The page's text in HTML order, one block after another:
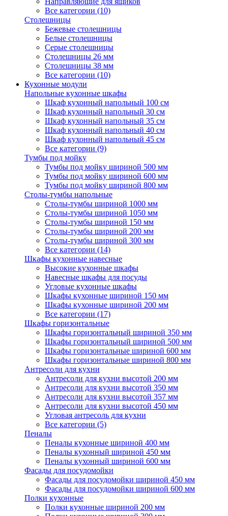
Все категории (10)
Столешницы
Бежевые столешницы
Белые столешницы
Серые столешницы
Столешницы 26 мм
Столешницы 38 мм
Все категории (10)
Кухонные модули
Напольные кухонные шкафы
Шкаф кухонный напольный 100 см
Шкаф кухонный напольный 30 см
Шкаф кухонный напольный 35 см
Шкаф кухонный напольный 40 см
Шкаф кухонный напольный 45 см
Все категории (9)
Тумбы под мойку
Тумбы под мойку шириной 500 мм
Тумбы под мойку шириной 600 мм
Тумбы под мойку шириной 800 мм
Столы-тумбы напольные
Столы-тумбы шириной 1000 мм
Столы-тумбы шириной 1050 мм
Столы-тумбы шириной 150 мм
Столы-тумбы шириной 200 мм
Столы-тумбы шириной 300 мм
Все категории (14)
Шкафы кухонные навесные
Высокие кухонные шкафы
Навесные шкафы для посуды
Угловые кухонные шкафы
Шкафы кухонные шириной 150 мм
Шкафы кухонные шириной 200 мм
Все категории (17)
Шкафы горизонтальные
Шкафы горизонтальный шириной 350 мм
Шкафы горизонтальный шириной 500 мм
Шкафы горизонтальные шириной 600 мм
Шкафы горизонтальные шириной 800 мм
Антресоли для кухни
Антресоли для кухни высотой 200 мм
Антресоли для кухни высотой 350 мм
Антресоли для кухни высотой 357 мм
Антресоли для кухни высотой 450 мм
Угловая антресоль для кухни
Все категории (5)
Пеналы
Пеналы кухонные шириной 400 мм
Пеналы кухонный шириной 450 мм
Пеналы кухонный шириной 600 мм
Фасады для посудомойки
Фасады для посудомойки шириной 450 мм
Фасады для посудомойки шириной 600 мм
Полки кухонные
Полки кухонные шириной 200 мм